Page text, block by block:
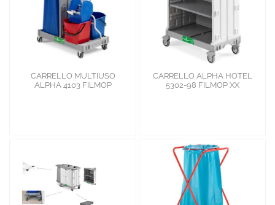
CARRELLO MULTIUSO
ALPHA 4103 FILMOP
CARRELLO ALPHA HOTEL
5302-98 FILMOP XX